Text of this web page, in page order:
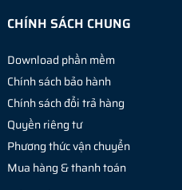
CHÍNH SÁCH CHUNG
Download phần mềm
Chính sách bảo hành
Chính sách đổi trả hàng
Quyền riêng tư
Phương thức vận chuyển
Mua hàng & thanh toán